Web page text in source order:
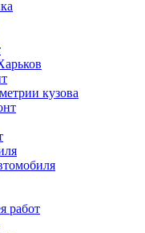
кузова
работ